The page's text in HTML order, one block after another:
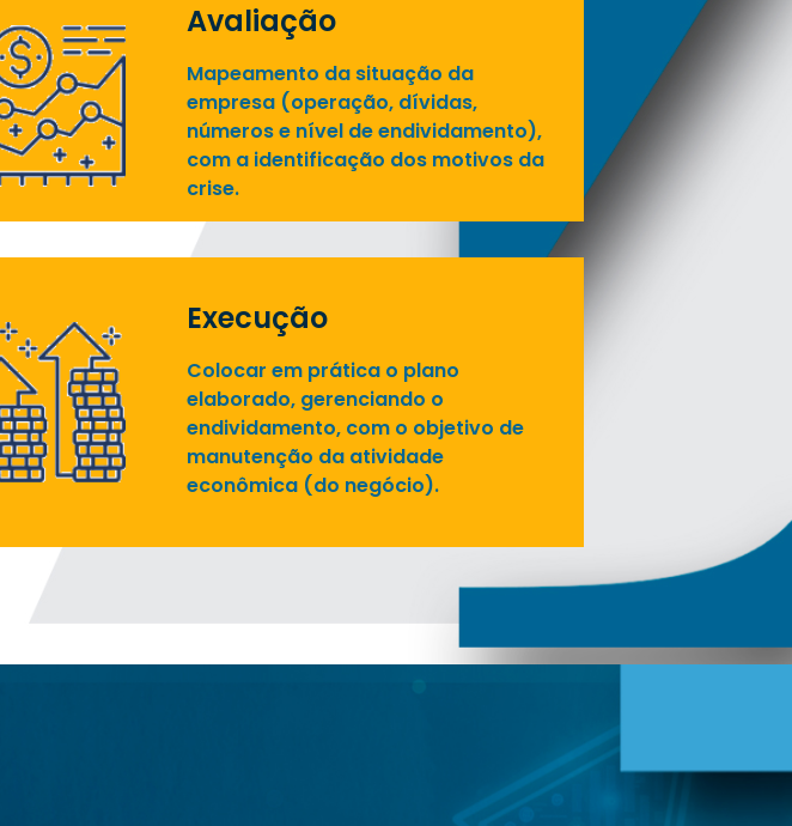
Avaliação
Mapeamento da situação da
empresa (operação, dívidas,
números e nível de endividamento),
com a identificação dos motivos da
crise.
Execução
Colocar em prática o plano
elaborado, gerenciando o
endividamento, com o objetivo de
manutenção da atividade
econômica (do negócio).